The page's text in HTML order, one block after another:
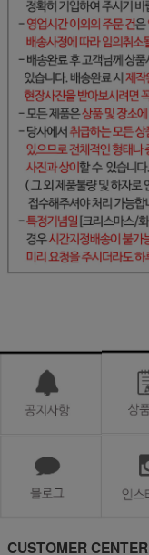
CUSTOMER CENTER